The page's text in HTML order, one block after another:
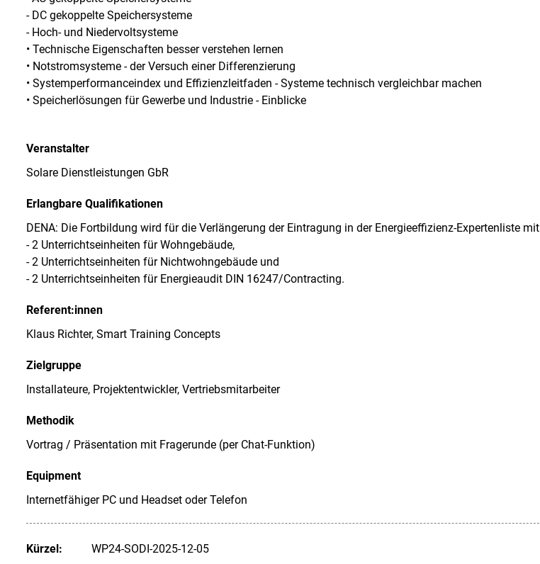
- DC gekoppelte Speichersysteme
- Hoch- und Niedervoltsysteme
• Technische Eigenschaften besser verstehen lernen
• Notstromsysteme - der Versuch einer Differenzierung
• Systemperformanceindex und Effizienzleitfaden - Systeme technisch vergleichbar machen
• Speicherlösungen für Gewerbe und Industrie - Einblicke
Veranstalter
Solare Dienstleistungen GbR
Erlangbare Qualifikationen
DENA: Die Fortbildung wird für die Verlängerung der Eintragung in der Energieeffizienz-Expertenliste mit
- 2 Unterrichtseinheiten für Wohngebäude,
- 2 Unterrichtseinheiten für Nichtwohngebäude und
- 2 Unterrichtseinheiten für Energieaudit DIN 16247/Contracting.
Referent:innen
Klaus Richter, Smart Training Concepts
Zielgruppe
Installateure, Projektentwickler, Vertriebsmitarbeiter
Methodik
Vortrag / Präsentation mit Fragerunde (per Chat-Funktion)
Equipment
Internetfähiger PC und Headset oder Telefon
Kürzel: WP24-SODI-2025-12-05